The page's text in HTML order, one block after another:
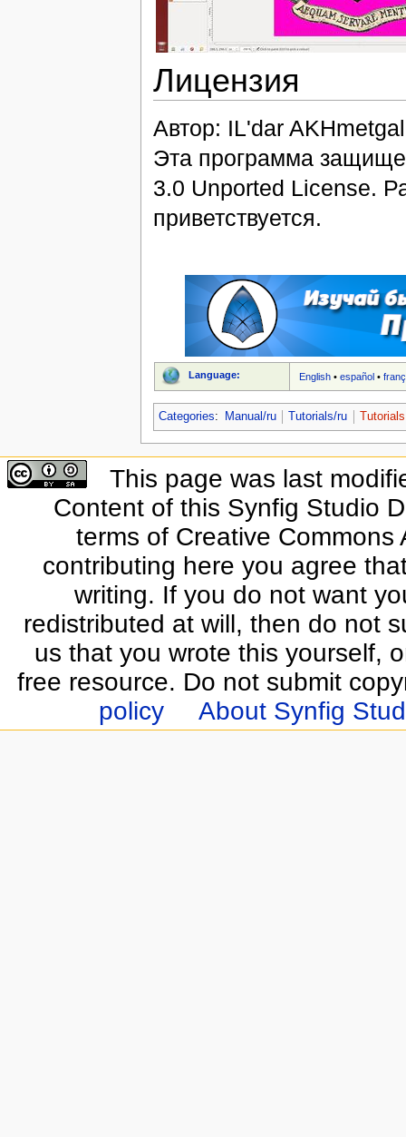
Лицензия
Автор: IL'dar
Эта программа
3.0 Unported License.
приветствуется.
Language: English •español •
Categories: Manual/ru Tutorials/ru
This page was last
Content of this Synfig Studio
terms of Creative
contributing here you agree
writing. If you do not want
redistributed at will, then do not
us that you wrote this yourself,
free resource. Do not submit
policy
About Synfig